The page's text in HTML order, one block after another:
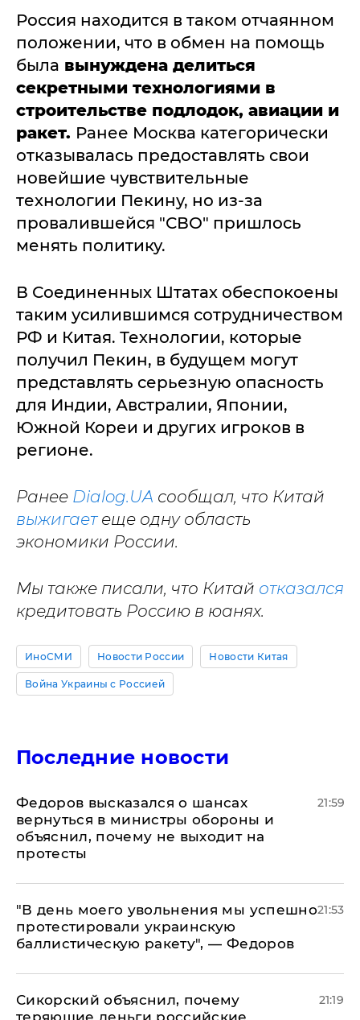
Россия находится в таком отчаянном
положении, что в обмен на помощь
была вынуждена делиться
секретными технологиями в
строительстве подлодок, авиации и
ракет. Ранее Москва категорически
отказывалась предоставлять свои
новейшие чувствительные
технологии Пекину, но из-за
провалившейся "СВО" пришлось
менять политику.
В Соединенных Штатах обеспокоены
таким усилившимся сотрудничеством
РФ и Китая. Технологии, которые
получил Пекин, в будущем могут
представлять серьезную опасность
для Индии, Австралии, Японии,
Южной Кореи и других игроков в
регионе.
Ранее Dialog.UA сообщал, что Китай
выжигаетеще одну область
экономики России.
Мы также писали, что Китай отказался
кредитовать Россию в юанях.
ИноСМИ Новости России Новости Китая
Война Украины с Россией
Последние новости
Федоров высказался о шансах
вернуться в министры обороны и
объяснил, почему не выходит на
протесты
21:59
​"В день моего увольнения мы успешно
протестировали украинскую
баллистическую ракету", — Федоров
21:53
Сикорский объяснил, почему
теряющие деньги российские
21:19